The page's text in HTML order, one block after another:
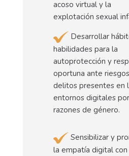
acoso virtual y la
explotación sexual
Desarrollar
habilidades para la
autoprotección y
oportuna ante
delitos presentes en
entornos digitales por
razones de género.
Sensibilizar y
la empatía digital con